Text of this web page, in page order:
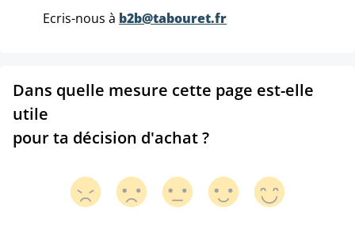
Ecris-nous à b2b@tabouret.fr
Dans quelle mesure cette page est-elle
utile
pour ta décision d'achat ?